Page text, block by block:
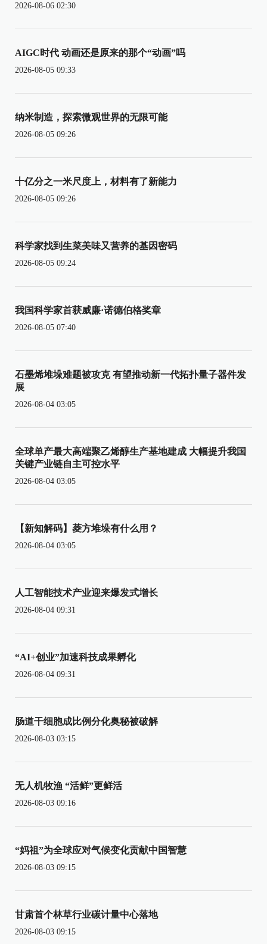
2026-08-06 02:30
AIGC时代 动画还是原来的那个“动画”吗
2026-08-05 09:33
纳米制造，探索微观世界的无限可能
2026-08-05 09:26
十亿分之一米尺度上，材料有了新能力
2026-08-05 09:26
科学家找到生菜美味又营养的基因密码
2026-08-05 09:24
我国科学家首获威廉·诺德伯格奖章
2026-08-05 07:40
石墨烯堆垛难题被攻克 有望推动新一代拓扑量子器件发
展
2026-08-04 03:05
全球单产最大高端聚乙烯醇生产基地建成 大幅提升我国
关键产业链自主可控水平
2026-08-04 03:05
【新知解码】菱方堆垛有什么用？
2026-08-04 03:05
人工智能技术产业迎来爆发式增长
2026-08-04 09:31
“AI+创业”加速科技成果孵化
2026-08-04 09:31
肠道干细胞成比例分化奥秘被破解
2026-08-03 03:15
无人机牧渔 “活鲜”更鲜活
2026-08-03 09:16
“妈祖”为全球应对气候变化贡献中国智慧
2026-08-03 09:15
甘肃首个林草行业碳计量中心落地
2026-08-03 09:15